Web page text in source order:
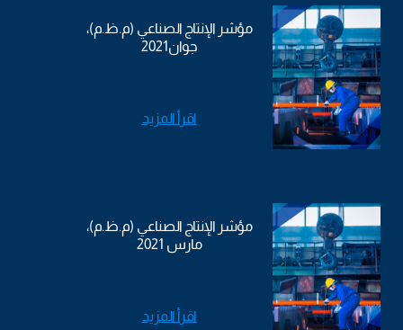
مؤشر الإنتاج الصناعي (م.ظ.م)،
جوان2021
اقرأ المزيد
مؤشر الإنتاج الصناعي (م.ظ.م)،
مارس 2021
اقرأ المزيد